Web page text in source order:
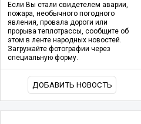
Если Вы стали свидетелем аварии,
пожара, необычного погодного
явления, провала дороги или
прорыва теплотрассы, сообщите об
этом в ленте народных новостей.
Загружайте фотографии через
специальную форму.
ДОБАВИТЬ НОВОСТЬ